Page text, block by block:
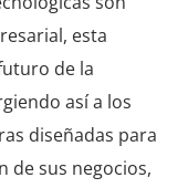
esta
de la
así a los
diseñadas para
de sus negocios,